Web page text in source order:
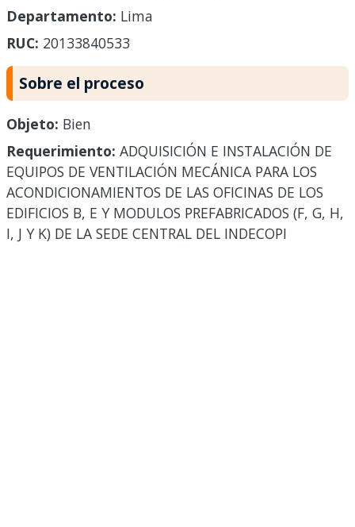
Departamento: Lima
RUC: 20133840533
Sobre el proceso
Objeto: Bien
Requerimiento: ADQUISICIÓN E INSTALACIÓN DE
EQUIPOS DE VENTILACIÓN MECÁNICA PARA LOS
ACONDICIONAMIENTOS DE LAS OFICINAS DE LOS
EDIFICIOS B, E Y MODULOS PREFABRICADOS (F, G, H,
I, J Y K) DE LA SEDE CENTRAL DEL INDECOPI